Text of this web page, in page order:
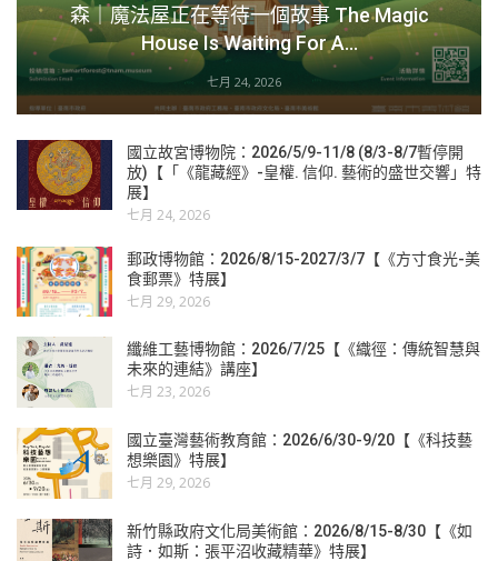
森｜魔法屋正在等待一個故事 The Magic
House Is Waiting For A…
七月 24, 2026
國立故宮博物院：2026/5/9-11/8 (8/3-8/7暫停開
放)【「《龍藏經》-皇權. 信仰. 藝術的盛世交響」特
展】
七月 24, 2026
郵政博物館：2026/8/15-2027/3/7【《方寸食光-美
食郵票》特展】
七月 29, 2026
纖維工藝博物館：2026/7/25【《織徑：傳統智慧與
未來的連結》講座】
七月 23, 2026
國立臺灣藝術教育館：2026/6/30-9/20【《科技藝
想樂園》特展】
七月 29, 2026
新竹縣政府文化局美術館：2026/8/15-8/30【《如
詩．如斯：張平沼收藏精華》特展】